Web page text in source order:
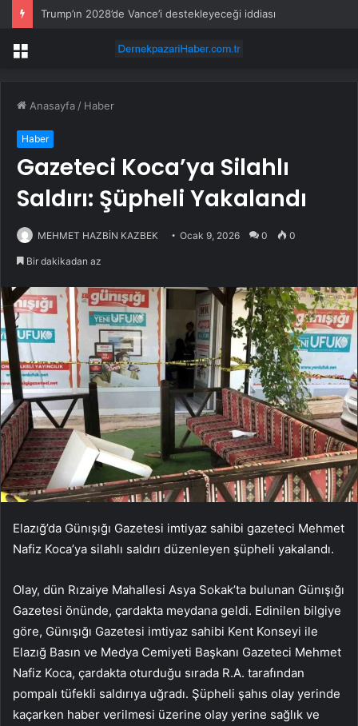
Trump’ın 2028’de Vance’i destekleyeceği iddiası
Menü
Anasayfa / Haber
Haber
Gazeteci Koca’ya Silahlı
Saldırı: Şüpheli Yakalandı
MEHMET HAZBİN KAZBEK Ocak 9, 2026 0 0
Bir dakikadan az
Elazığ’da Günışığı Gazetesi imtiyaz sahibi gazeteci Mehmet
Nafiz Koca’ya silahlı saldırı düzenleyen şüpheli yakalandı.
Olay, dün Rızaiye Mahallesi Asya Sokak’ta bulunan Günışığı
Gazetesi önünde, çardakta meydana geldi. Edinilen bilgiye
göre, Günışığı Gazetesi imtiyaz sahibi Kent Konseyi ile
Elazığ Basın ve Medya Cemiyeti Başkanı Gazeteci Mehmet
Nafiz Koca, çardakta oturduğu sırada R.A. tarafından
pompalı tüfekli saldırıya uğradı. Şüpheli şahıs olay yerinde
kaçarken haber verilmesi üzerine olay yerine sağlık ve